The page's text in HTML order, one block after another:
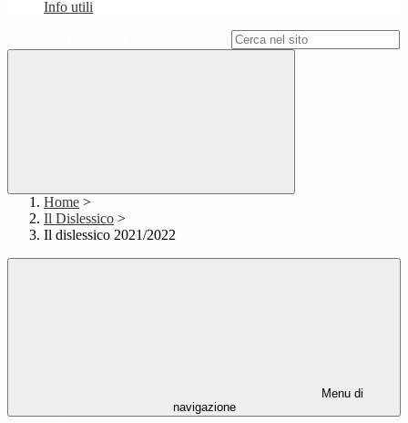
Info utili
Home >
Il Dislessico >
Il dislessico 2021/2022
Menu di
navigazione